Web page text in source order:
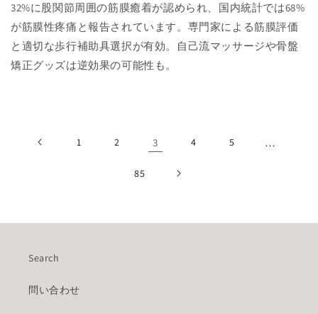
32%に股関節周囲の筋膜癒着が認められ、国内統計では68%
が筋膜性疼痛と報告されています。専門家による筋膜評価
と適切な歩行補助具選択が有効。自己流マッサージや骨盤
矯正グッズは逆効果の可能性も。
1 2 3 4 5 …
85
Search
問い合わせ